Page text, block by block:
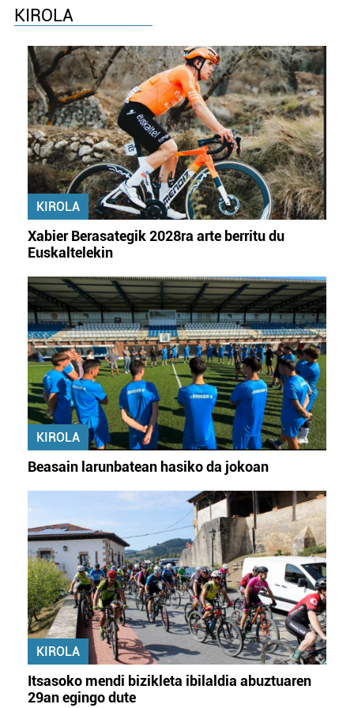
Webgune honek cookie propioak eta hirugarrenen cookie-
zerbitzuak hobetzeko asmoz, cookie teknologiaz
baliatzen gara. Ohar hau onartuz gero, teknologia hori
erabiltzeko baimen esplizitua ematen diguzu.Gehiago
irakurri
KIROLA
KIROLA
Xabier Berasategik 2028ra arte berritu du
Euskaltelekin
KIROLA
Beasain larunbatean hasiko da jokoan
KIROLA
Itsasoko mendi bizikleta ibilaldia abuztuaren
29an egingo dute